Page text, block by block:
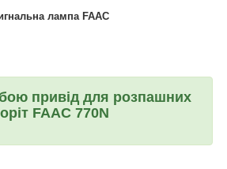
лампа FAAC
привід для розпашних
FAAC 770N